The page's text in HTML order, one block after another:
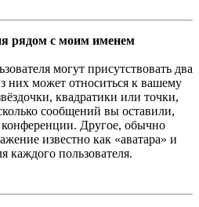
рядом с моим именем
могут присутствовать два
них может относиться к вашему
квадратики или точки,
сообщений вы оставили,
Другое, обычно
известно как «аватара» и
каждого пользователя.